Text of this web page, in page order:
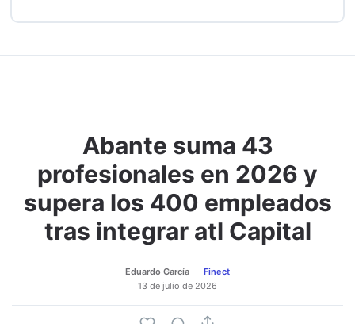
Abante suma 43
profesionales en 2026 y
supera los 400 empleados
tras integrar atl Capital
Eduardo García
Finect
13 de julio de 2026